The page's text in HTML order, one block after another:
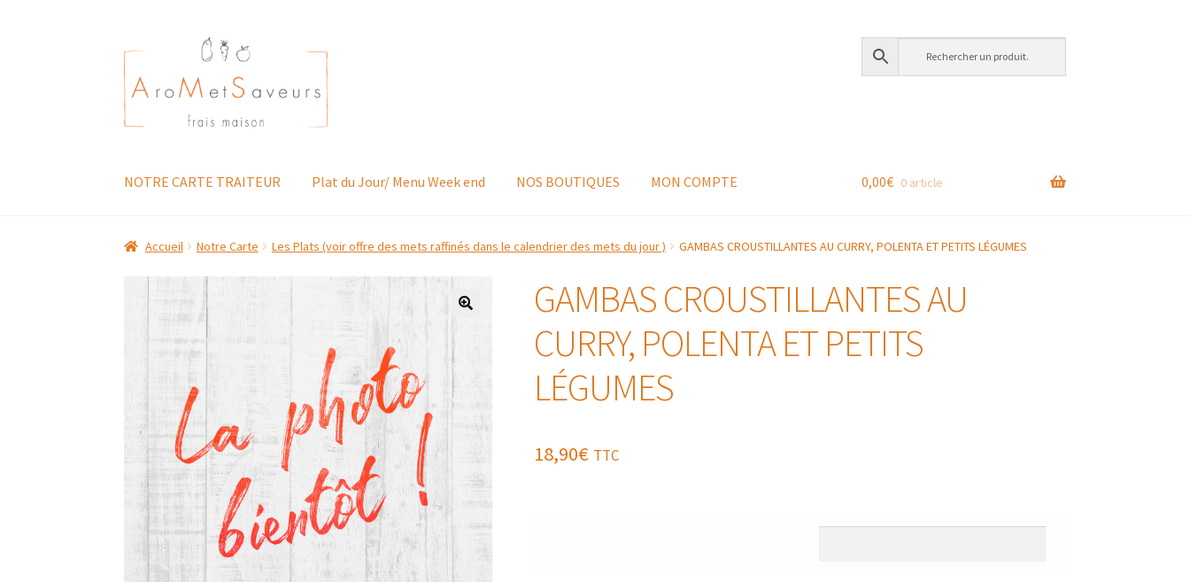
Aller
à
la
navigation
Aller
au
contenu
NOTRE CARTE TRAITEUR Plat du Jour/ Menu Week end NOS BOUTIQUES MON COMPTE 0,00€ 0 article
Accueil Notre Carte Les Plats (voir offre des mets raffinés dans le calendrier des mets du jour ) GAMBAS CROUSTILLANTES AU CURRY, POLENTA ET PETITS LÉGUMES
GAMBAS CROUSTILLANTES AU
CURRY, POLENTA ET PETITS
LÉGUMES
18,90€ TTC